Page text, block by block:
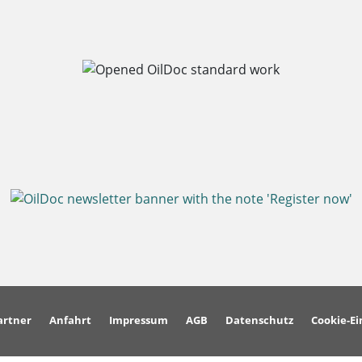
Anfahrt Impressum AGB Datenschutz Cookie-